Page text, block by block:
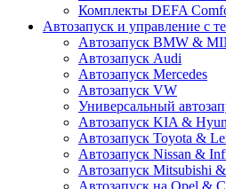
Комплекты DEFA
Автозапуск и управление с
Автозапуск BMW &
Автозапуск Audi
Автозапуск Mercedes
Автозапуск VW
Универсальный
Автозапуск KIA &
Автозапуск Toyota &
Автозапуск Nissan &
Автозапуск Mitsubishi
Автозапуск на Opel &